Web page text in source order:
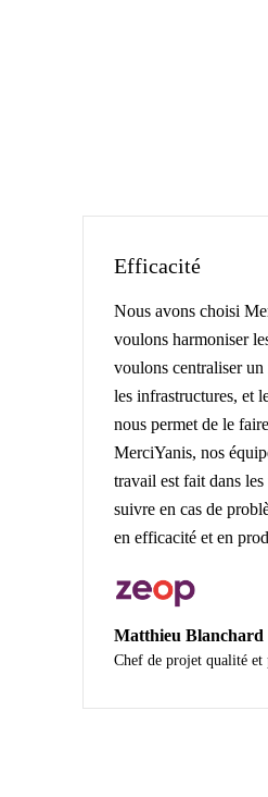
Efficacité
Nous avons choisi
voulons harmoniser
voulons centraliser
les infrastructures, et
nous permet de le
MerciYanis, nos
travail est fait dans
suivre en cas de
en efficacité et en
Matthieu Blanchard
Chef de projet qualité et